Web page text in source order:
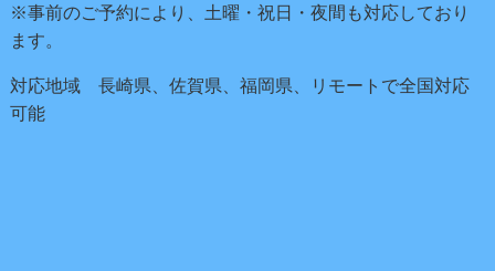
※事前のご予約により、土曜・祝日・夜間も対応しており
ます。
対応地域 長崎県、佐賀県、福岡県、リモートで全国対応
可能